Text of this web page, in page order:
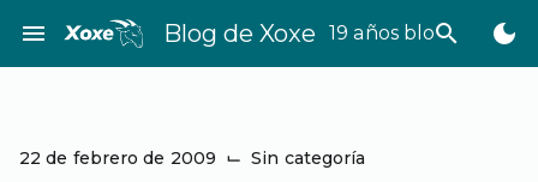
contenido
menu Blog de Xoxe 19 años bloggeando
search dark_mode
22 de febrero de 2009 ⌙ Sin categoría